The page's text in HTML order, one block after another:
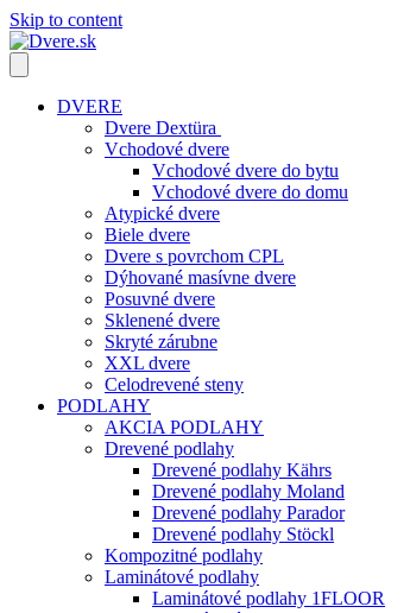
Skip to content
DVERE
Dvere Dextüra
Vchodové dvere
Vchodové dvere do bytu
Vchodové dvere do domu
Atypické dvere
Biele dvere
Dvere s povrchom CPL
Dýhované masívne dvere
Posuvné dvere
Sklenené dvere
Skryté zárubne
XXL dvere
Celodrevené steny
PODLAHY
AKCIA PODLAHY
Drevené podlahy
Drevené podlahy Kährs
Drevené podlahy Moland
Drevené podlahy Parador
Drevené podlahy Stöckl
Kompozitné podlahy
Laminátové podlahy
Laminátové podlahy 1FLOOR